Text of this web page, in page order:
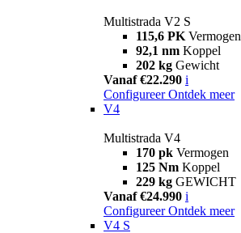
Multistrada V2 S
115,6 PK Vermogen
92,1 nm Koppel
202 kg Gewicht
Vanaf €22.290 i
Configureer Ontdek meer
V4
Multistrada V4
170 pk Vermogen
125 Nm Koppel
229 kg GEWICHT
Vanaf €24.990 i
Configureer Ontdek meer
V4 S